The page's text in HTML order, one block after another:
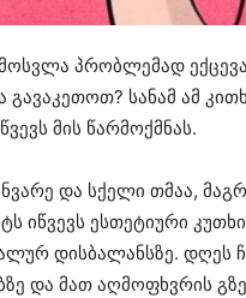
პრობლემად
სანამ ამ
მის წარმოქმნას.
და სქელი თმაა,
ესთეტიური
დისბალანსზე. დღეს
და მათ აღმოფხვრის